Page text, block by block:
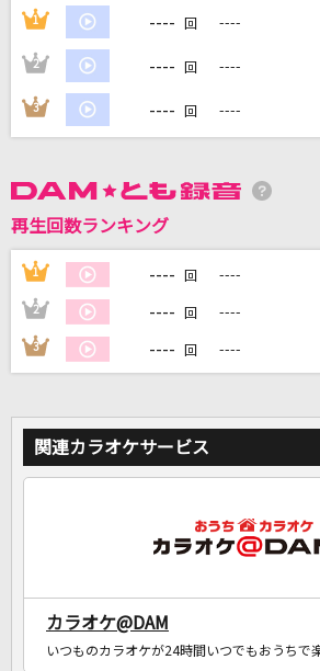
DAMの新曲・ランキングな
DAMに会員登録・ログイン
カラオケをもっと楽しもう
自宅でカラオケ歌い放題！
家族や友達と一緒に！練習に
1 ---- 回 ----
2 ---- 回 ----
3 ---- 回 ----
再生回数ランキング
1 ---- 回 ----
2 ---- 回 ----
3 ---- 回 ----
関連カラオケサービス
カラオケ@DAM
いつものカラオケが24時間いつでもおうちで